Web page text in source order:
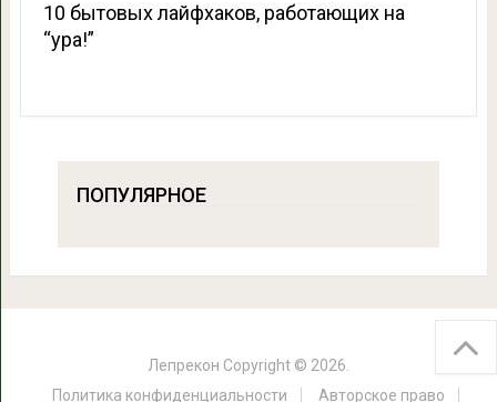
10 бытовых лайфхаков, работающих на
“ура!”
ПОПУЛЯРНОЕ
Лепрекон Copyright © 2026.
Политика конфиденциальности
Авторское право